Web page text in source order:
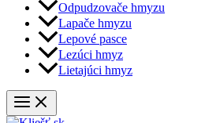
Odpudzovače hmyzu
Lapače hmyzu
Lepové pasce
Lezúci hmyz
Lietajúci hmyz